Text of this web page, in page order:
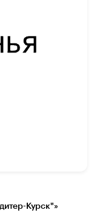
Курск"»